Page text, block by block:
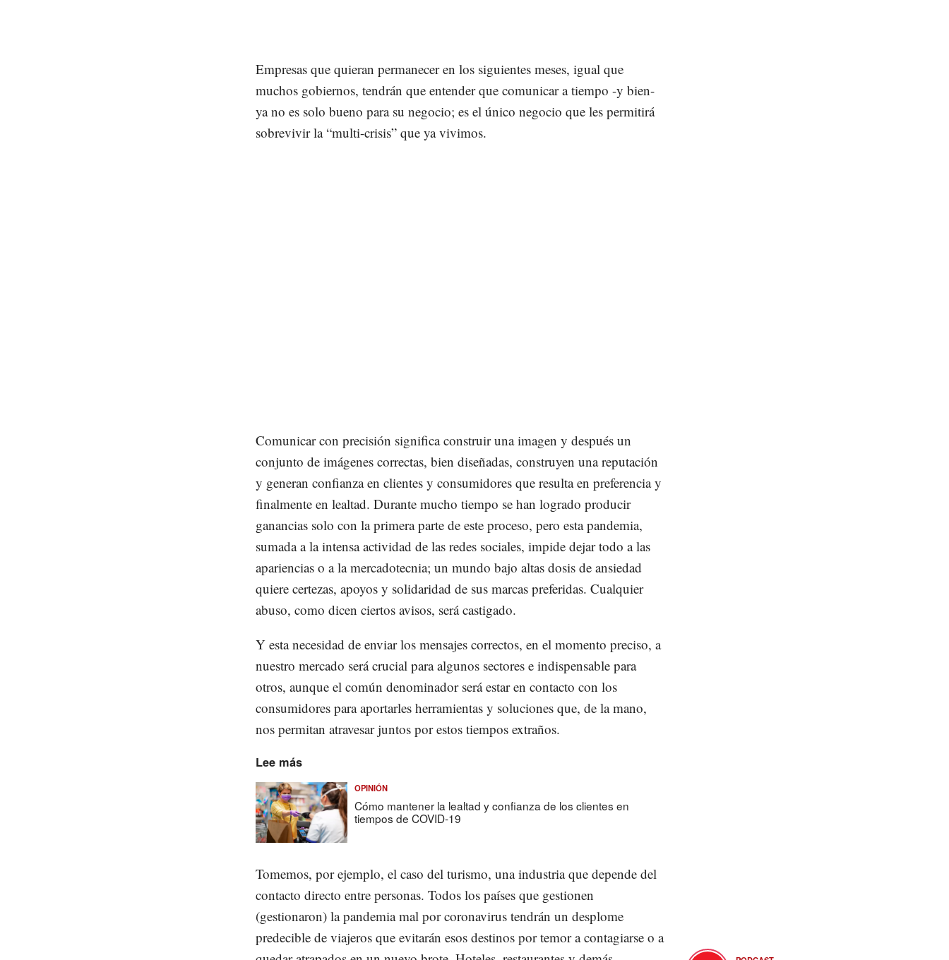
Empresas que quieran permanecer en los siguientes meses, igual que
muchos gobiernos, tendrán que entender que comunicar a tiempo -y bien-
ya no es solo bueno para su negocio; es el único negocio que les permitirá
sobrevivir la “multi-crisis” que ya vivimos.
Comunicar con precisión significa construir una imagen y después un
conjunto de imágenes correctas, bien diseñadas, construyen una reputación
y generan confianza en clientes y consumidores que resulta en preferencia y
finalmente en lealtad. Durante mucho tiempo se han logrado producir
ganancias solo con la primera parte de este proceso, pero esta pandemia,
sumada a la intensa actividad de las redes sociales, impide dejar todo a las
apariencias o a la mercadotecnia; un mundo bajo altas dosis de ansiedad
quiere certezas, apoyos y solidaridad de sus marcas preferidas. Cualquier
abuso, como dicen ciertos avisos, será castigado.
Y esta necesidad de enviar los mensajes correctos, en el momento preciso, a
nuestro mercado será crucial para algunos sectores e indispensable para
otros, aunque el común denominador será estar en contacto con los
consumidores para aportarles herramientas y soluciones que, de la mano,
nos permitan atravesar juntos por estos tiempos extraños.
Lee más
OPINIÓN
Cómo mantener la lealtad y confianza de los clientes en
tiempos de COVID-19
Tomemos, por ejemplo, el caso del turismo, una industria que depende del
contacto directo entre personas. Todos los países que gestionen
(gestionaron) la pandemia mal por coronavirus tendrán un desplome
predecible de viajeros que evitarán esos destinos por temor a contagiarse o a